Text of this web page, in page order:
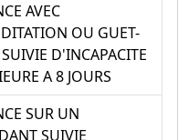
AVEC
OU GUET-
D'INCAPACITE
A 8 JOURS
SUR UN
SUIVIE